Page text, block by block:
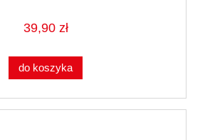
39,90 zł
do koszyka